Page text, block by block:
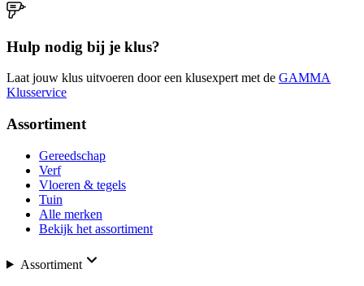
Hulp nodig bij je klus?
Laat jouw klus uitvoeren door een klusexpert met de GAMMA
Klusservice
Assortiment
Gereedschap
Verf
Vloeren & tegels
Tuin
Alle merken
Bekijk het assortiment
Assortiment